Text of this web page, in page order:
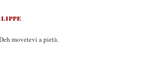
movetevi a pietà.